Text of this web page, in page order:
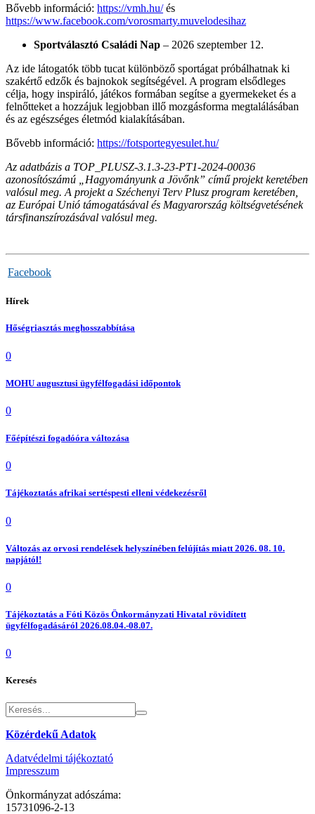
Bővebb információ: https://vmh.hu/és
https://www.facebook.com/vorosmarty.muvelodesihaz
Sportválasztó Családi Nap – 2026 szeptember 12.
Az ide látogatók több tucat különböző sportágat próbálhatnak ki
szakértő edzők és bajnokok segítségével. A program elsődleges
célja, hogy inspiráló, játékos formában segítse a gyermekeket és a
felnőtteket a hozzájuk legjobban illő mozgásforma megtalálásában
és az egészséges életmód kialakításában.
Bővebb információ: https://fotsportegyesulet.hu/
Az adatbázis a TOP_PLUSZ-3.1.3-23-PT1-2024-00036
azonosítószámú „Hagyományunk a Jövőnk” című projekt keretében
valósul meg. A projekt a Széchenyi Terv Plusz program keretében,
az Európai Unió támogatásával és Magyarország költségvetésének
társfinanszírozásával valósul meg.
Facebook
Hírek
Hőségriasztás meghosszabbítása
0
MOHU augusztusi ügyfélfogadási időpontok
0
Főépítészi fogadóóra változása
0
Tájékoztatás afrikai sertéspesti elleni védekezésről
0
Változás az orvosi rendelések helyszínében felújítás miatt 2026. 08. 10.
napjától!
0
Tájékoztatás a Fóti Közös Önkormányzati Hivatal rövidített
ügyfélfogadásáról 2026.08.04.-08.07.
0
Keresés
Közérdekű Adatok
Adatvédelmi tájékoztató
Impresszum
Önkormányzat adószáma:
15731096-2-13